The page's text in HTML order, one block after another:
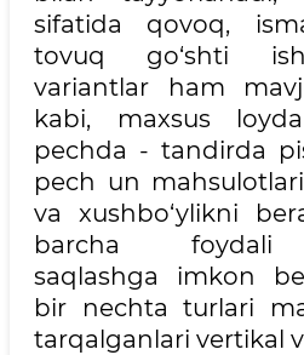
sifatida qovoq,
tovuq go‘shti
variantlar ham
kabi, maxsus
pechda - tandirda
pech un
va xushbo‘ylikni
barcha foydali
saqlashga imkon
bir nechta turlari
tarqalganlari vertikal